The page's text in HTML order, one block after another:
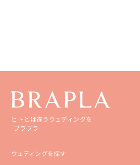
ヒトとは違うウェディングを
-ブラプラ-
ウェディングを探す